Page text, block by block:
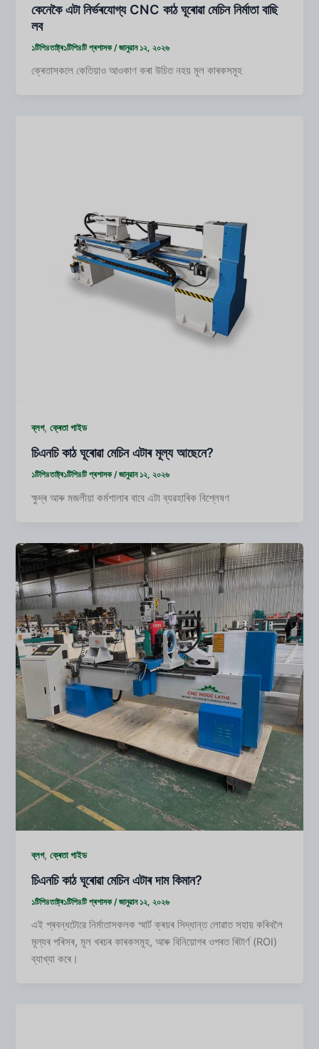
কেনেকৈ এটা নিৰ্ভৰযোগ্য CNC কাঠ ঘূৰোৱা মেচিন নিৰ্মাতা বাছি
লব
১টিপি৪তাষ্ট্ৰ১টিপি৪টি প্ৰশাসক /জানুৱান ১২, ২০২৬
ক্ৰেতাসকলে কেতিয়াও আওকাণ কৰা উচিত নহয় মূল কাৰকসমূহ
ব্লগ,ক্ৰেতা গাইড
চিএনচি কাঠ ঘূৰোৱা মেচিন এটাৰ মূল্য আছেনে?
১টিপি৪তাষ্ট্ৰ১টিপি৪টি প্ৰশাসক/জানুৱান ১২, ২০২৬
ক্ষুদ্ৰ আৰু মজলীয়া কৰ্মশালাৰ বাবে এটা ব্যৱহাৰিক বিশ্লেষণ
ব্লগ,ক্ৰেতা গাইড
চিএনচি কাঠ ঘূৰোৱা মেচিন এটাৰ দাম কিমান?
১টিপি৪তাষ্ট্ৰ১টিপি৪টি প্ৰশাসক /জানুৱান ১২, ২০২৬
এই প্ৰবন্ধটোৱে নিৰ্মাতাসকলক স্মাৰ্ট ক্ৰয়ৰ সিদ্ধান্ত লোৱাত সহায় কৰিবলৈ
মূল্যৰ পৰিসৰ, মূল খৰচৰ কাৰকসমূহ, আৰু বিনিয়োগৰ ওপৰত ৰিটাৰ্ণ (ROI)
ব্যাখ্যা কৰে।